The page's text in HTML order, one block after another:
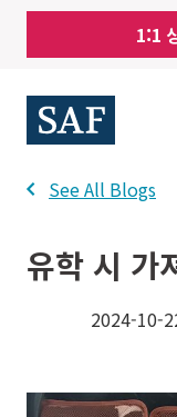
Skip
main
content
Utility
Menu
1:1
See All Blogs
유학 시 가
2024-10-